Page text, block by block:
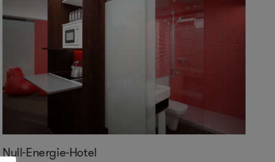
Null-Energie-Hotel